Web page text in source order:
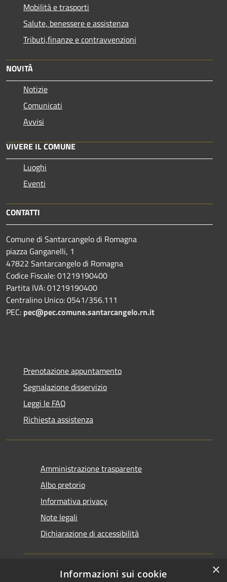
Mobilità e trasporti
Salute, benessere e assistenza
Tributi,finanze e contravvenzioni
NOVITÀ
Notizie
Comunicati
Avvisi
VIVERE IL COMUNE
Luoghi
Eventi
CONTATTI
Comune di Santarcangelo di Romagna
piazza Ganganelli, 1
47822 Santarcangelo di Romagna
Codice Fiscale: 01219190400
Partita IVA: 01219190400
Centralino Unico: 0541/356.111
PEC: pec@pec.comune.santarcangelo.rn.it
Prenotazione appuntamento
Segnalazione disservizio
Leggi le FAQ
Richiesta assistenza
Amministrazione trasparente
Albo pretorio
Informativa privacy
Note legali
Dichiarazione di accessibilità
×
Informazioni sui cookie